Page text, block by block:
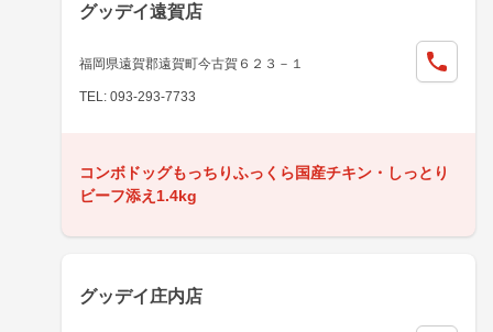
グッデイ遠賀店
福岡県遠賀郡遠賀町今古賀６２３－１
TEL: 093-293-7733
コンボドッグもっちりふっくら国産チキン・しっとり
ビーフ添え1.4kg
グッデイ庄内店